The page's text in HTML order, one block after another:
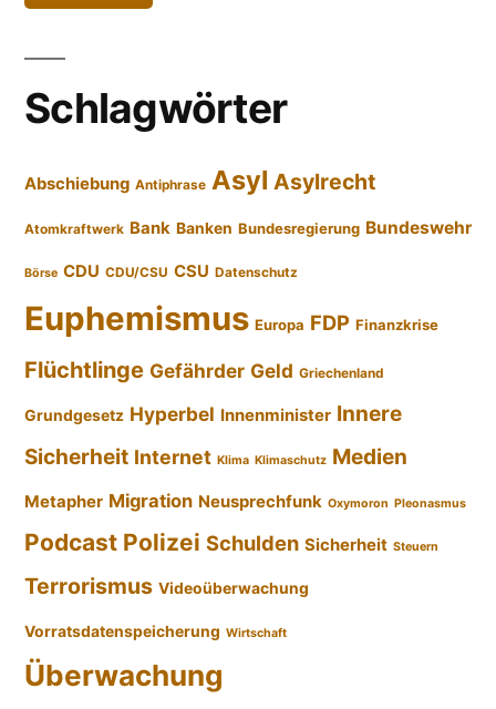
Schlagwörter
Abschiebung Antiphrase Asyl Asylrecht
Atomkraftwerk Bank Banken Bundesregierung Bundeswehr
Börse CDU CDU/CSU CSU Datenschutz
Euphemismus Europa FDP Finanzkrise
Flüchtlinge Gefährder Geld Griechenland
Grundgesetz Hyperbel Innenminister Innere
Sicherheit Internet Klima Klimaschutz Medien
Metapher Migration Neusprechfunk Oxymoron Pleonasmus
Podcast Polizei Schulden Sicherheit Steuern
Terrorismus Videoüberwachung
Vorratsdatenspeicherung Wirtschaft
Überwachung